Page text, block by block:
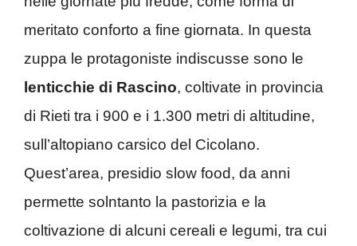
meritato conforto a fine giornata. In questa
zuppa le protagoniste indiscusse sono le
lenticchie di Rascino, coltivate in provincia
di Rieti tra i 900 e i 1.300 metri di altitudine,
sull’altopiano carsico del Cicolano.
Quest’area, presidio slow food, da anni
permette solntanto la pastorizia e la
coltivazione di alcuni cereali e legumi, tra cui